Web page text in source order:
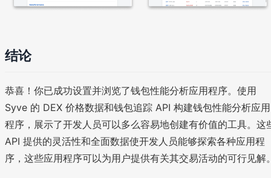
结论
恭喜！你已成功设置并浏览了钱包性能分析应用程序。使用
Syve 的 DEX 价格数据和钱包追踪 API 构建钱包性能分析应用
程序，展示了开发人员可以多么容易地创建有价值的工具。这
API 提供的灵活性和全面数据使开发人员能够探索各种应用程
序，这些应用程序可以为用户提供有关其交易活动的可行见解